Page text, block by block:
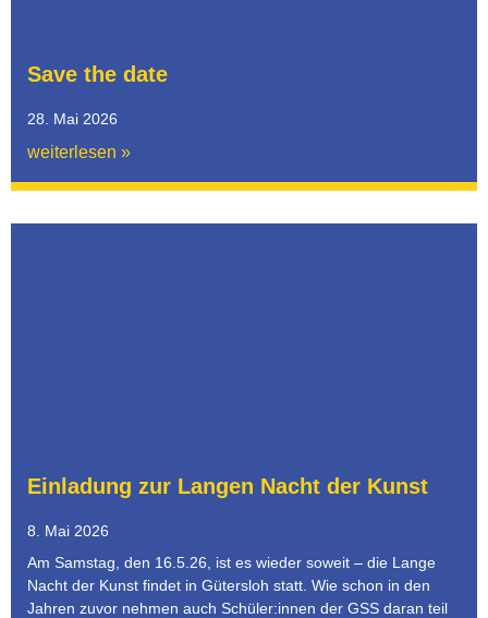
Save the date
28. Mai 2026
weiterlesen »
Einladung zur Langen Nacht der Kunst
8. Mai 2026
Am Samstag, den 16.5.26, ist es wieder soweit – die Lange
Nacht der Kunst findet in Gütersloh statt. Wie schon in den
Jahren zuvor nehmen auch Schüler:innen der GSS daran teil